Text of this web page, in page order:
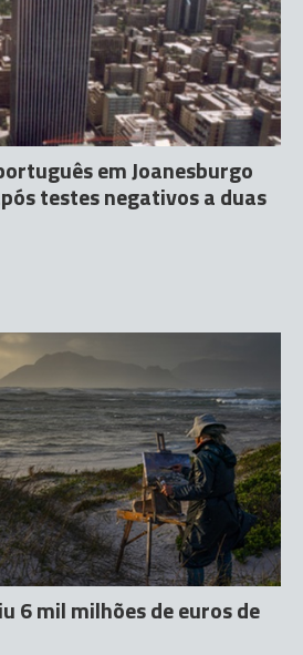
em Joanesburgo
testes negativos a duas
6 mil milhões de euros de